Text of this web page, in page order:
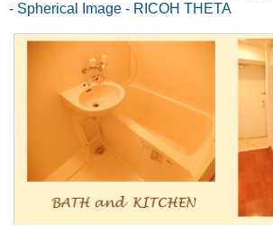
- Spherical Image - RICOH THETA